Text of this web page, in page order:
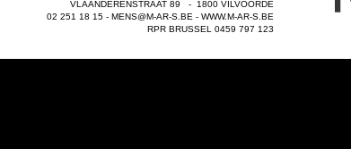
VLAANDERENSTRAAT 89 - 1800 VILVOORDE
02 251 18 15 - MENS@M-AR-S.BE - WWW.M-AR-S.BE
RPR BRUSSEL 0459 797 123